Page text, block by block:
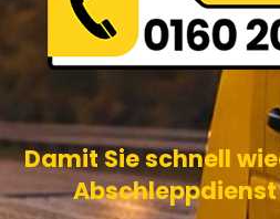
Damit Sie schnell